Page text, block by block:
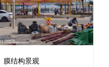
膜结构景观